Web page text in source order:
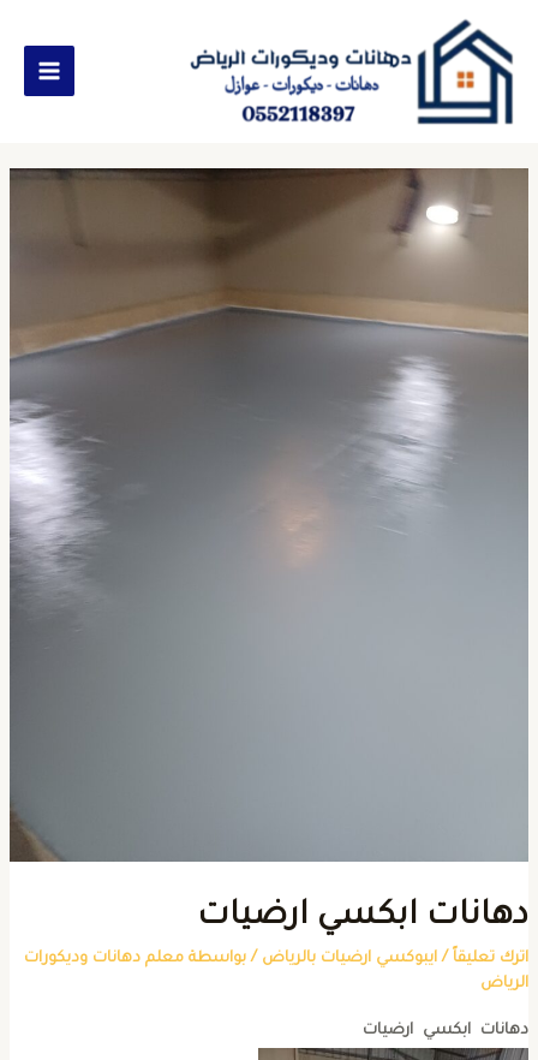
ابكسي ارضيات
تعليقاً / ايبوكسي ارضيات بالرياض/ بواسطة معلم دهانات وديكورات
ابكسي ارضيات